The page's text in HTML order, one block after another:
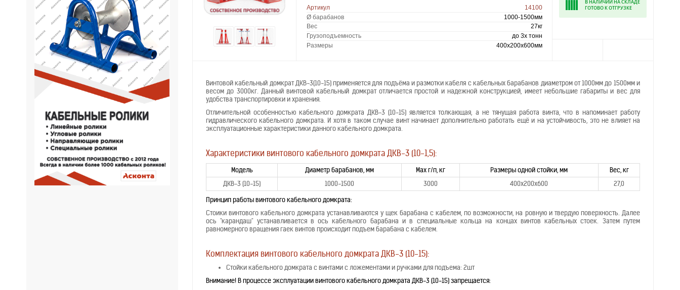
Артикул
14100
Ø барабанов
1000-1500мм
Вес
27кг
Грузоподъемность
до 3х тонн
Размеры
400х200х600мм
В НАЛИЧИИ НА СКЛАДЕ
ГОТОВО К ОТГРУЗКЕ
Винтовой кабельный домкрат ДКВ-3(10-15) применяется для подъёма и размотки кабеля с кабельных барабанов диаметром от 1000мм до 1500мм и
весом до 3000кг. Данный винтовой кабельный домкрат отличается простой и надежной конструкцией, имеет небольшие габариты и вес для
удобства транспортировки и хранения.
Отличительной особенностью кабельного домкрата ДКВ-3 (10-15) является толкающая, а не тянущая работа винта, что в напоминает работу
гидравлического кабельного домкрата. И хотя в таком случае винт начинает дополнительно работать ещё и на устойчивость, это не влияет на
эксплуатационные характеристики данного кабельного домкрата.
Характеристики винтового кабельного домкрата ДКВ-3 (10-1,5):
Модель Диаметр барабанов, мм Мах г/п, кг Размеры одной стойки, мм
Вес, кг
ДКВ-3 (10-15)
1000-1500 3000 400х200х600
27,0
Принцип работы винтового кабельного домкрата:
Стоики винтового кабельного домкрата устанавливаются у щек барабана с кабелем, по возможности, на ровную и твердую поверхность. Далее
ось "карандаш" устанавливается в ось кабельного барабана и в специальные кольца на концах винтов кабельных стоек. Затем путем
равномерного вращения гаек винтов происходит подъем барабана с кабелем.
Комплектация винтового кабельного домкрата ДКВ-3 (10-15):
Стойки кабельного домкрата с винтами с ложементами и ручками для подъема: 2шт
Внимание! В процессе эксплуатации винтового кабельного домкрата ДКВ-3 (10-15) запрещается: